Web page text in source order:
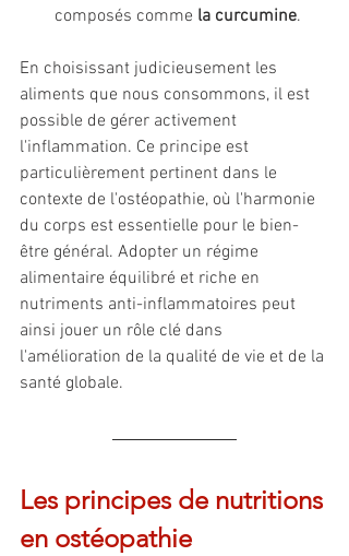
composés comme la curcumine.
En choisissant judicieusement les
aliments que nous consommons, il est
possible de gérer activement
l'inflammation. Ce principe est
particulièrement pertinent dans le
contexte de l'ostéopathie, où l'harmonie
du corps est essentielle pour le bien-
être général. Adopter un régime
alimentaire équilibré et riche en
nutriments anti-inflammatoires peut
ainsi jouer un rôle clé dans
l'amélioration de la qualité de vie et de la
santé globale.
Les principes de nutritions
en ostéopathie